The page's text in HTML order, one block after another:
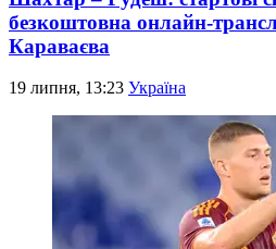
безкоштовна онлайн-
Караваєва
19 липня, 13:23 Україна